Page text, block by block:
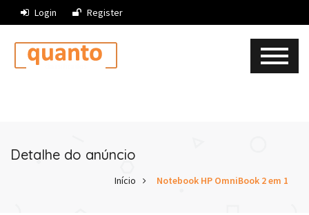
Login Register
Detalhe do anúncio
Início Notebook HP OmniBook 2 em 1